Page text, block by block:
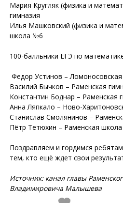
Мария Кругляк (физика и
гимназия
Илья Машковский (физика и
школа №6
100-балльники ЕГЭ по
Федор Устинов –
Василий Бычков – Раменская
Константин Боднар – Раменская
Анна Ляпкало – Ново-
Станислав Смолянинов –
Пётр Тетюхин – Раменская
Поздравляем и гордимся
тем, кто ещё ждет свои
Источник: канал главы
Владимировича Малышева